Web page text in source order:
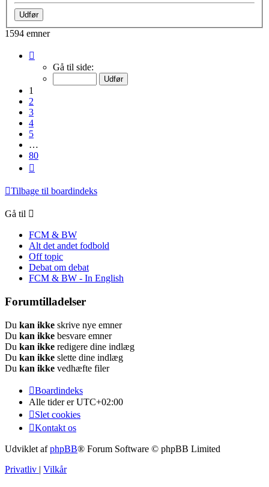
1594 emner
Gå til side:
1
2
3
4
5
…
80
Tilbage til boardindeks
Gå til
FCM & BW
Alt det andet fodbold
Off topic
Debat om debat
FCM & BW - In English
Forumtilladelser
Du kan ikke skrive nye emner
Du kan ikke besvare emner
Du kan ikke redigere dine indlæg
Du kan ikke slette dine indlæg
Du kan ikke vedhæfte filer
Boardindeks
Alle tider erUTC+02:00
Slet cookies
Kontakt os
Udviklet afphpBB® Forum Software © phpBB Limited
Privatliv | Vilkår